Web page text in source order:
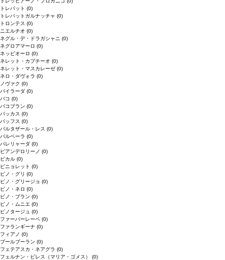
トレパット (0)
トレパットガルナッチャ (0)
トロンテス (0)
ニエルチオ (0)
ネグル・デ・ドラガシャニ (0)
ネグロアマーロ (0)
ネッビオーロ (0)
ネレット・カプチーオ (0)
ネレット・マスカレーゼ (0)
ネロ・ダヴォラ (0)
ノヴァク (0)
バイラーダ (0)
バコ (0)
バコブラン (0)
バッカス (0)
バッフス (0)
バルタザール・レス (0)
バルベーラ (0)
パレリャーダ (0)
ピアンデロリーノ (0)
ビカル (0)
ピニョレット (0)
ピノ・グリ (0)
ピノ・グリージョ (0)
ピノ・ネロ (0)
ピノ・ブラン (0)
ピノ・ムニエ (0)
ピノタージュ (0)
ファーバーレーベ (0)
ファランギーナ (0)
フィアノ (0)
ブールブーラン (0)
フェテアスカ・ネアグラ (0)
フェルナン・ピレス（マリア・ゴメス） (0)